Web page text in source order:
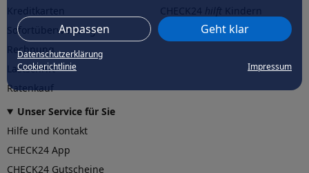
Anpassen Geht klar
Datenschutzerklärung
Cookierichtlinie
Impressum
Sofortüberweisung
Rechnung
Lastschrift
Ratenkauf
CHECK24hilftder Natur
Unser Service für Sie
Hilfe und Kontakt
CHECK24 App
CHECK24 Gutscheine